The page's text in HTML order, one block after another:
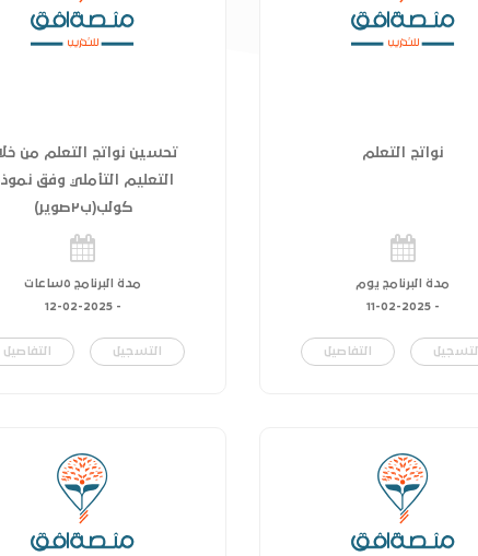
نواتج التعلم
مدة البرنامج يوم
-
11-02-2025
التسجيل التفاصيل
تحسين نواتج التعلم من
التعليم التأملي وفق
كولب(ب٢صوير)
مدة البرنامج ٥ساعات
-
12-02-2025
التسجيل التفاصيل